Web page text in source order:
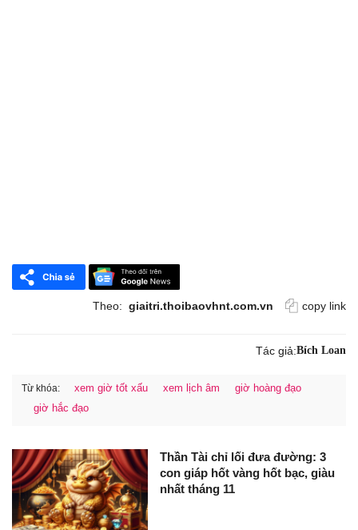
Theo: giaitri.thoibaovhnt.com.vn copy link
Tác giả:Bích Loan
Từ khóa: xem giờ tốt xấu xem lịch âm
giờ hoàng đạo
giờ hắc đạo
Thần Tài chỉ lối đưa đường: 3
con giáp hốt vàng hốt bạc, giàu
nhất tháng 11